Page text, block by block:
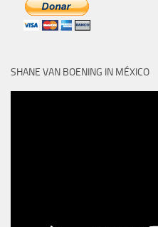
SHANE VAN BOENING IN MÉXICO